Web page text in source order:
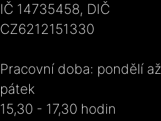
IČ 14735458, DIČ
CZ6212151330
Pracovní doba: pondělí až
pátek
15,30 - 17,30 hodin